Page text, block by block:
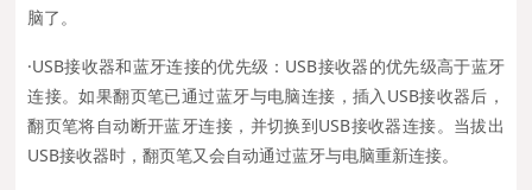
脑了。
·USB接收器和蓝牙连接的优先级：USB接收器的优先级高于蓝牙
连接。如果翻页笔已通过蓝牙与电脑连接，插入USB接收器后，
翻页笔将自动断开蓝牙连接，并切换到USB接收器连接。当拔出
USB接收器时，翻页笔又会自动通过蓝牙与电脑重新连接。